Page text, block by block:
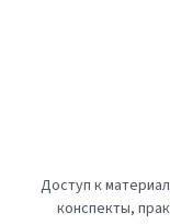
Доступ к
конспекты,